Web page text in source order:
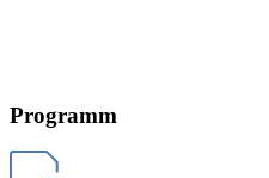
Programm